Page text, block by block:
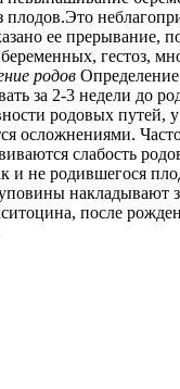
ее
гестоз,
родов
за 2-3 недели до
родовых
осложнениями.
слабость
и не родившегося
накладывают
после